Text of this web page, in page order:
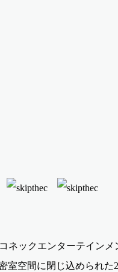
ネックエンターテインメ
室空間に閉じ込められ